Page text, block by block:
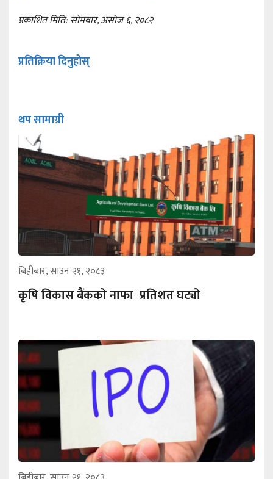
प्रकाशित मिति: सोमबार, असोज ६, २०८२
प्रतिक्रिया दिनुहोस्
थप सामाग्री
बिहीबार, साउन २१, २०८३
कृषि विकास बैंकको नाफा प्रतिशत घट्यो